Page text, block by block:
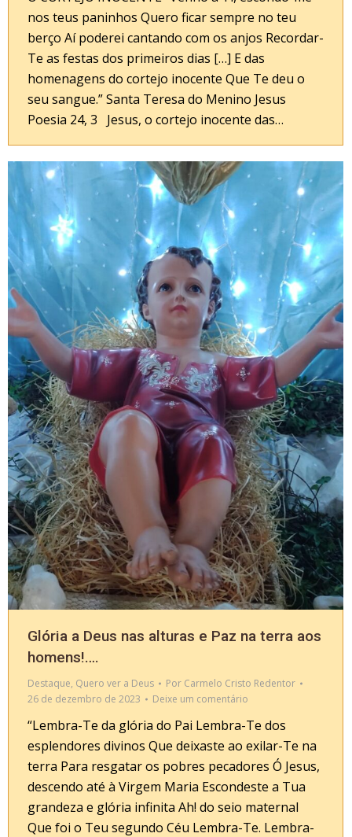
nos teus paninhos Quero ficar sempre no teu
berço Aí poderei cantando com os anjos Recordar-
Te as festas dos primeiros dias […] E das
homenagens do cortejo inocente Que Te deu o
seu sangue.” Santa Teresa do Menino Jesus
Poesia 24, 3 Jesus, o cortejo inocente das…
Glória a Deus nas alturas e Paz na terra aos
homens!….
Destaque, Quero ver a Deus Por Carmelo Cristo Redentor
26 de dezembro de 2023
Deixe um comentário
“Lembra-Te da glória do Pai Lembra-Te dos
esplendores divinos Que deixaste ao exilar-Te na
terra Para resgatar os pobres pecadores Ó Jesus,
descendo até à Virgem Maria Escondeste a Tua
grandeza e glória infinita Ah! do seio maternal
Que foi o Teu segundo Céu Lembra-Te. Lembra-